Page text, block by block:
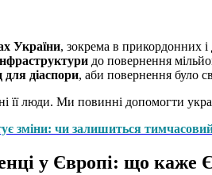
України, зокрема в прикордонних і
до повернення
для діаспори, аби повернення було
її люди. Ми повинні допомогти
зміни: чи залишиться тимчасовий
у Європі: що каже